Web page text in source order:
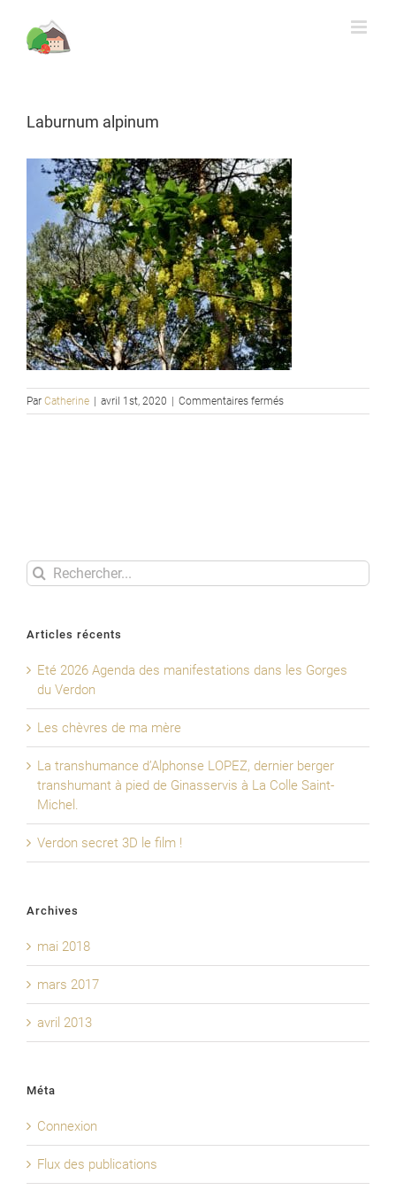
content
Laburnum alpinum
Par Catherine avril 1st, 2020 Commentaires ferméssur
Laburnum
Rechercher
Articles récents
Eté 2026 Agenda des manifestations dans les Gorges
du Verdon
Les chèvres de ma mère
La transhumance d’Alphonse LOPEZ, dernier berger
transhumant à pied de Ginasservis à La Colle Saint-
Michel.
Verdon secret 3D le film !
Archives
mai 2018
mars 2017
avril 2013
Méta
Connexion
Flux des publications